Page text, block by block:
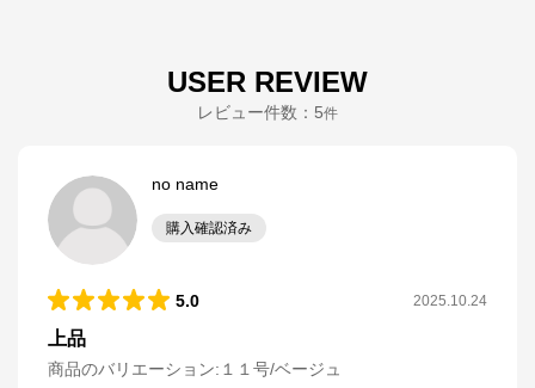
USER REVIEW
レビュー件数： 5件
no name
購入確認済み
5.0 2025.10.24
上品
商品のバリエーション: １１号/ベージュ